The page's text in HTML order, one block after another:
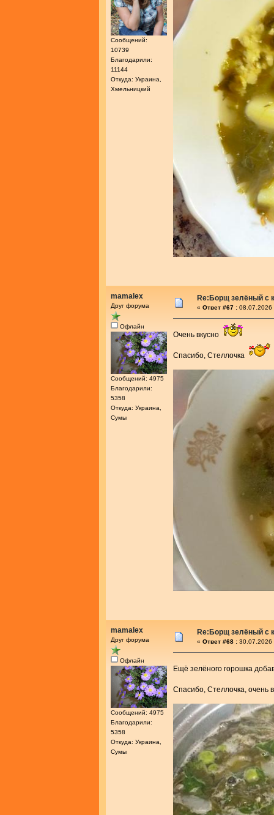
Сообщений:
10739
Благодарили:
11144
Откуда: Украина,
Хмельницкий
mamalex
Друг форума
Офлайн
Сообщений: 4975
Благодарили:
5358
Откуда: Украина,
Сумы
Re:Борщ зелёный с
« Ответ #67 : 08.07.2026
Очень вкусно
Спасибо, Стеллочка
mamalex
Друг форума
Офлайн
Сообщений: 4975
Благодарили:
5358
Откуда: Украина,
Сумы
Re:Борщ зелёный с
« Ответ #68 : 30.07.2026
Ещё зелёного горошка
Спасибо, Стеллочка, очень